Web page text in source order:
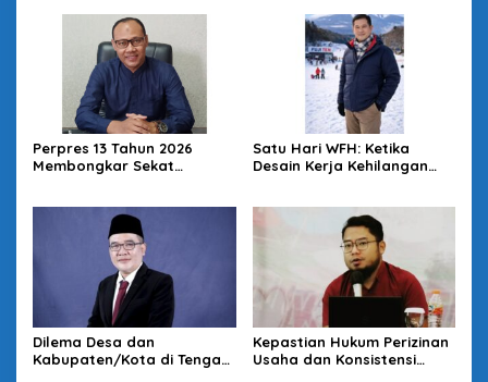
Perpres 13 Tahun 2026
Membongkar Sekat
Satu Hari WFH: Ketika
Desain Kerja Kehilangan
Dilema Desa dan
Kabupaten/Kota di Tengah
Kepastian Hukum Perizinan
Usaha dan Konsistensi